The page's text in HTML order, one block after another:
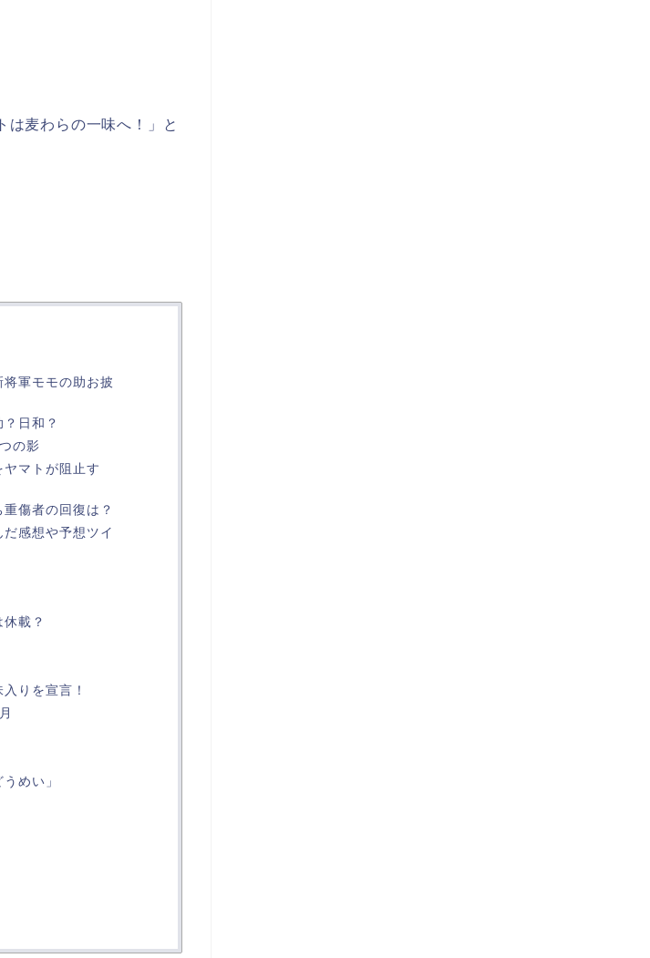
は麦わらの一味へ！」と
軍モモの助お披
日和？
の影
マトが阻止す
傷者の回復は？
感想や予想ツイ
載？
りを宣言！
めい」